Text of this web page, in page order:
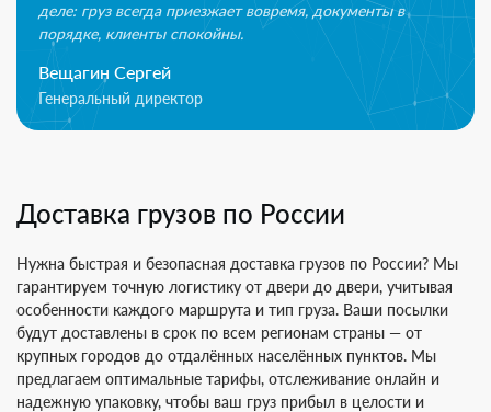
деле: груз всегда приезжает вовремя, документы в
порядке, клиенты спокойны.
Вещагин Сергей
Генеральный директор
Доставка грузов по России
Нужна быстрая и безопасная доставка грузов по России? Мы
гарантируем точную логистику от двери до двери, учитывая
особенности каждого маршрута и тип груза. Ваши посылки
будут доставлены в срок по всем регионам страны — от
крупных городов до отдалённых населённых пунктов. Мы
предлагаем оптимальные тарифы, отслеживание онлайн и
надежную упаковку, чтобы ваш груз прибыл в целости и